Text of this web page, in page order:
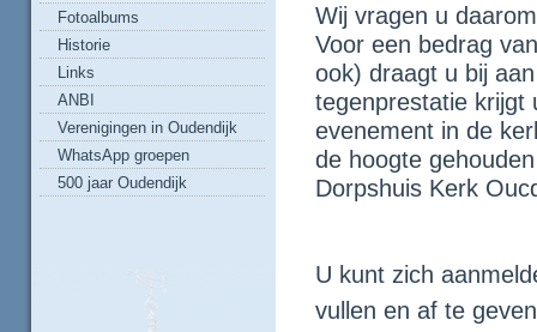
Fotoalbums
Historie
Links
ANBI
Verenigingen in Oudendijk
WhatsApp groepen
500 jaar Oudendijk
Wij vragen u
Voor een bedrag
ook) draagt u bij
tegenprestatie krijgt
evenement in de
de hoogte
Dorpshuis Kerk
U kunt zich
vullen en af te